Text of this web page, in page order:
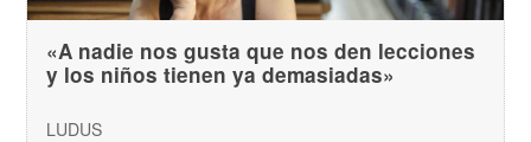
«A nadie nos gusta que nos den lecciones
y los niños tienen ya demasiadas»
LUDUS